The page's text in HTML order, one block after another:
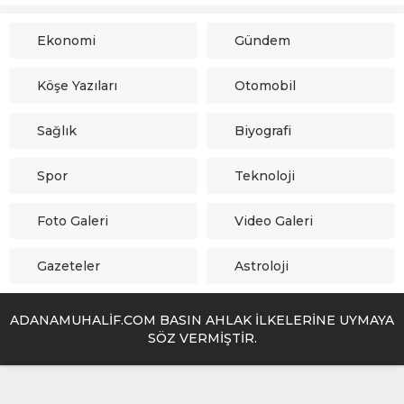
Ekonomi Gündem
Köşe Yazıları Otomobil
Sağlık Biyografi
Spor Teknoloji
Foto Galeri Video Galeri
Gazeteler Astroloji
ADANAMUHALİF.COM BASIN AHLAK İLKELERİNE UYMAYA
SÖZ VERMİŞTİR.